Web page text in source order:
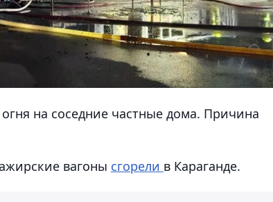
на соседние частные дома. Причина
вагоны сгорели в Караганде.